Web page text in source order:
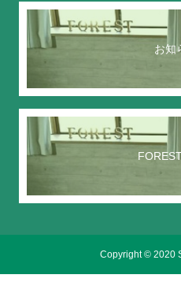
お知
Copyright © 2020